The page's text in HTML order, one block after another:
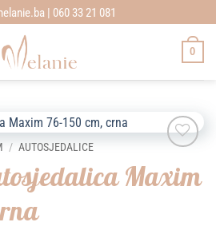
| 060 33 21 081
0
wishlist
/ AUTOSJEDALICE
Maxim